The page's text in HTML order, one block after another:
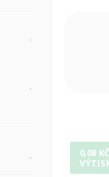
0,08 KČ